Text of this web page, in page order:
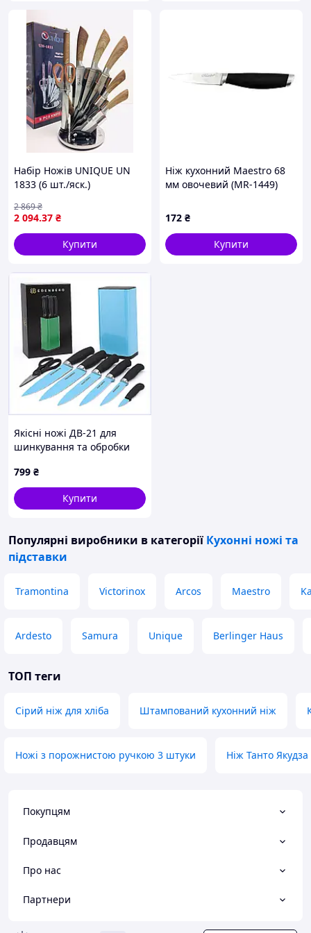
Чудовий вибір для кухні, м’ясників та любителів
готувати.
Гострий, зручний та надійний ніж для щоденного
використання
У комплект входять 2 ножі
Набір Ножів UNIQUE UN
1833 (6 шт./яск.)
2 094.37 ₴
2 869₴
Купити
Ніж кухонний Maestro 68
мм овочевий (MR-1449)
172 ₴
Купити
Якісні ножі ДВ-21 для
шинкування та обробки
799 ₴
Купити
Популярні виробники в категорії Кухонні ножі та
підставки
Tramontina Victorinox Arcos Maestro
Ardesto Samura Unique Berlinger Haus
ТОП теги
Сірий ніж для хліба Штампований кухонний ніж
Ножі з порожнистою ручкою 3 штуки Ніж Танто Якудза
Покупцям
Продавцям
Про нас
Партнери